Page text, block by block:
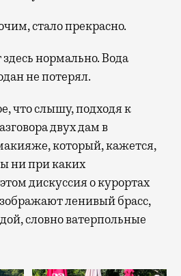
стало прекрасно.
нормально. Вода
не потерял.
что слышу, подходя к
двух дам в
который, кажется,
ни при каких
дискуссия о курортах
ленивый брасс,
словно ватерпольные